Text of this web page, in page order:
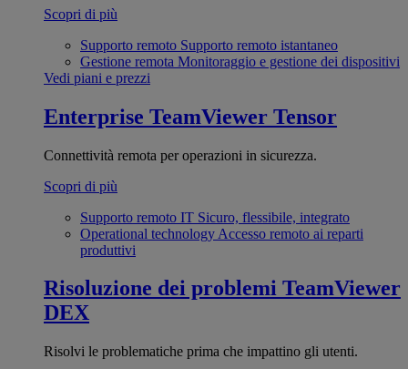
Scopri di più
Supporto remoto Supporto remoto istantaneo
Gestione remota Monitoraggio e gestione dei dispositivi
Vedi piani e prezzi
Enterprise TeamViewer Tensor
Connettività remota per operazioni in sicurezza.
Scopri di più
Supporto remoto IT Sicuro, flessibile, integrato
Operational technology Accesso remoto ai reparti
produttivi
Risoluzione dei problemi TeamViewer
DEX
Risolvi le problematiche prima che impattino gli utenti.